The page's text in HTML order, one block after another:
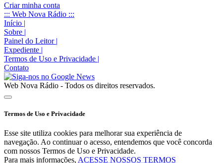
Criar minha conta
::: Web Nova Rádio :::
Início |
Sobre |
Painel do Leitor |
Expediente |
Termos de Uso e Privacidade |
Contato
Web Nova Rádio - Todos os direitos reservados.
Termos de Uso e Privacidade
Esse site utiliza cookies para melhorar sua experiência de
navegação. Ao continuar o acesso, entendemos que você concorda
com nossos Termos de Uso e Privacidade.
Para mais informações, ACESSE NOSSOS TERMOS